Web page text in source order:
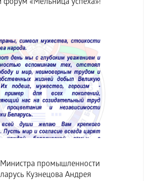
форум «Мельница успеха»!
промышленности
Кузнецова Андрея